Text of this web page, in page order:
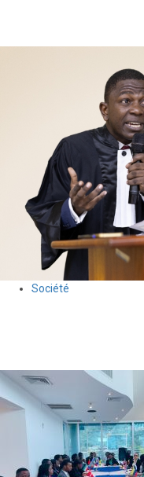
Société